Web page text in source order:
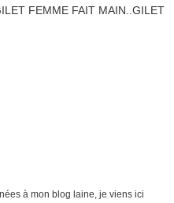
à mon blog laine, je viens ici